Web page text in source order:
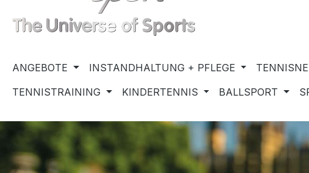
ANGEBOTE INSTANDHALTUNG + PFLEGE
TENNISTRAINING
KINDERTENNIS BALLSPORT